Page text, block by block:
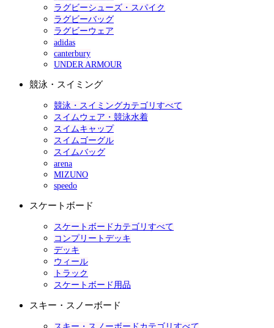
ラグビーシューズ・スパイク
ラグビーバッグ
ラグビーウェア
adidas
canterbury
UNDER ARMOUR
競泳・スイミング
競泳・スイミングカテゴリすべて
スイムウェア・競泳水着
スイムキャップ
スイムゴーグル
スイムバッグ
arena
MIZUNO
speedo
スケートボード
スケートボードカテゴリすべて
コンプリートデッキ
デッキ
ウィール
トラック
スケートボード用品
スキー・スノーボード